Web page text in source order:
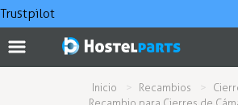
Trustpilot
Inicio Recambios